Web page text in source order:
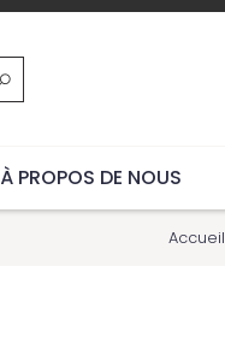
À PROPOS DE NOUS
Accueil